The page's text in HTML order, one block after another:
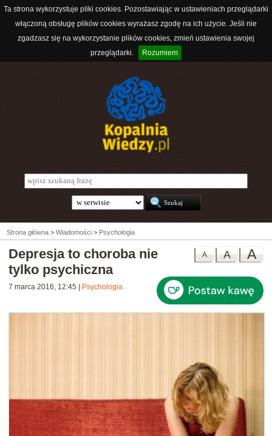
Ta strona wykorzystuje pliki cookies. Pozostawiając w ustawieniach przeglądarki
włączoną obsługę plików cookies wyrażasz zgodę na ich użycie. Jeśli nie
zgadzasz się na wykorzystanie plików cookies, zmień ustawienia swojej
przeglądarki.
Rozumiem
Strona główna > Wiadomości > Psychologia
A
A
A
Depresja to choroba nie
tylko psychiczna
7 marca 2016, 12:45 Psychologia